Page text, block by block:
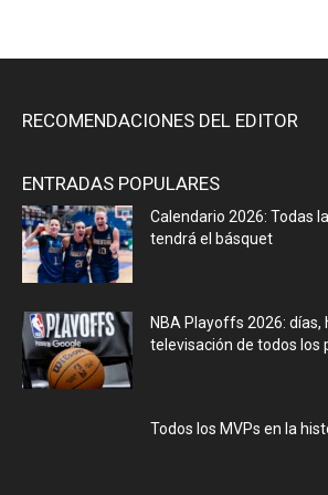
RECOMENDACIONES DEL EDITOR
ENTRADAS POPULARES
Calendario 2026: Todas
tendrá el básquet
NBA Playoffs 2026: días,
televisación de todos los
Todos los MVPs en la